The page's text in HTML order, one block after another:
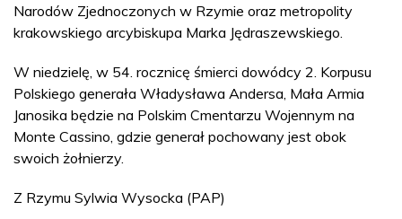
Narodów Zjednoczonych w Rzymie oraz metropolity
krakowskiego arcybiskupa Marka Jędraszewskiego.
W niedzielę, w 54. rocznicę śmierci dowódcy 2. Korpusu
Polskiego generała Władysława Andersa, Mała Armia
Janosika będzie na Polskim Cmentarzu Wojennym na
Monte Cassino, gdzie generał pochowany jest obok
swoich żołnierzy.
Z Rzymu Sylwia Wysocka (PAP)